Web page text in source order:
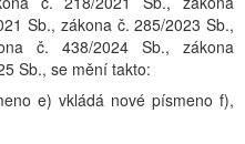
Sb., zákona č. 285/2023 Sb.,
č. 438/2024 Sb., zákona
Sb., se mění takto:
e) vkládá nové písmeno f),